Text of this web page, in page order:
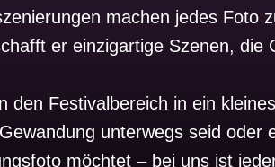
machen jedes Foto
er einzigartige Szenen, die
den Festivalbereich in ein
unterwegs seid oder
möchtet – bei uns ist